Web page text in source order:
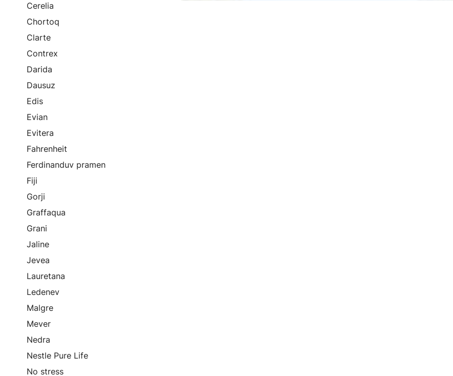
Cerelia
Chortoq
Clarte
Contrex
Darida
Dausuz
Edis
Evian
Evitera
Fahrenheit
Ferdinanduv pramen
Fiji
Gorji
Graffaqua
Grani
Jaline
Jevea
Lauretana
Ledenev
Malgre
Mever
Nedra
Nestle Pure Life
No stress